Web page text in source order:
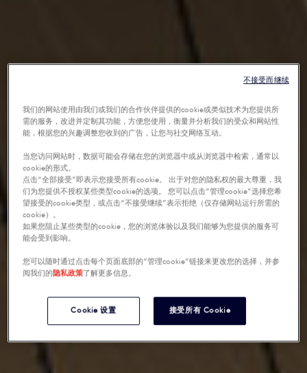
我们的网站使用由我们或我们的合作伙伴提供的cookie或类似技术为您提供所
需的服务，改进并定制其功能，方便您使用，衡量并分析我们的受众和网站性
能，根据您的兴趣调整您收到的广告，让您与社交网络互动。
当您访问网站时，数据可能会存储在您的浏览器中或从浏览器中检索，通常以
cookie的形式。
点击“全部接受”即表示您接受所有cookie。 出于对您的隐私权的最大尊重，我
们为您提供不授权某些类型cookie的选项。 您可以点击“管理cookie”选择您希
望接受的cookie类型，或点击“不接受继续”表示拒绝（仅存储网站运行所需的
cookie）。
如果您阻止某些类型的cookie，您的浏览体验以及我们能够为您提供的服务可
能会受到影响。
您可以随时通过点击每个页面底部的“管理cookie”链接来更改您的选择，并参
阅我们的 隐私政策了解更多信息。
Cookie 设置 接受所有 Cookie
不接受而继续